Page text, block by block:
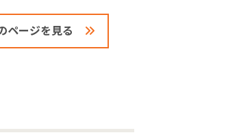
ページを見る